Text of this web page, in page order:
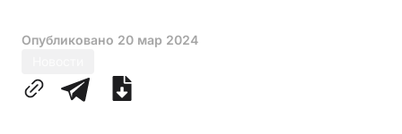
Опубликовано 20 мар 2024